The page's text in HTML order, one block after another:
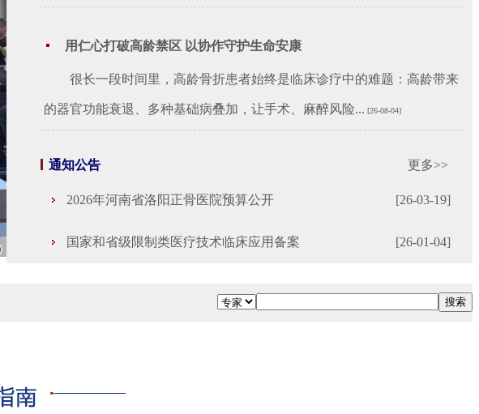
用仁心打破高龄禁区 以协作守护生命安康
很长一段时间里，高龄骨折患者始终是临床诊疗中的难题：高龄带来
的器官功能衰退、多种基础病叠加，让手术、麻醉风险... [26-08-04]
通知公告 更多>>
2026年河南省洛阳正骨医院预算公开 [26-03-19]
国家和省级限制类医疗技术临床应用备案 [26-01-04]